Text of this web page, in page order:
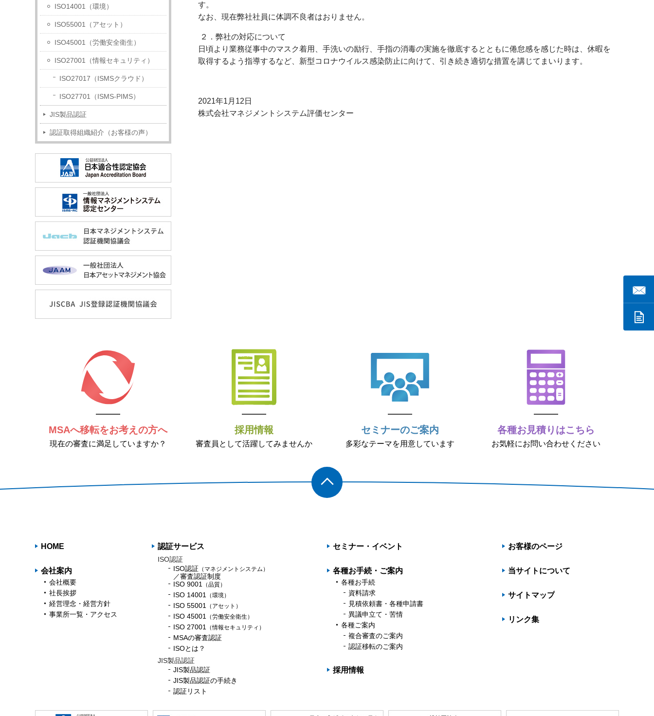
す。
なお、現在弊社社員に体調不良者はおりません。
２． 弊社の対応について
日頃より業務従事中のマスク着用、手洗いの励行、手指の消毒の実施を徹底するとともに倦怠感を感じた時は、休暇を
取得するよう指導するなど、新型コロナウイルス感染防止に向けて、引き続き適切な措置を講じてまいります。
2021年1月12日
株式会社マネジメントシステム評価センター
ISO14001（環境）
ISO55001（アセット）
ISO45001（労働安全衛生）
ISO27001（情報セキュリティ）
ISO27017（ISMSクラウド）
ISO27701（ISMS-PIMS）
JIS製品認証
認証取得組織紹介（お客様の声）
MSAへ移転をお考えの方へ
現在の審査に満足していますか？
採用情報
審査員として活躍してみませんか
セミナーのご案内
多彩なテーマを用意しています
各種お見積りはこちら
お気軽にお問い合わせください
HOME
会社案内
会社概要
社長挨拶
経営理念・経営方針
事業所一覧・アクセス
認証サービス
ISO認証
ISO認証 （マネジメントシステム）
／審査認証制度
ISO 9001（品質）
ISO 14001（環境）
ISO 55001（アセット）
ISO 45001（労働安全衛生）
ISO 27001（情報セキュリティ）
MSAの審査認証
ISOとは？
JIS製品認証
JIS製品認証
JIS製品認証の手続き
認証リスト
セミナー・イベント
各種お手続・ご案内
各種お手続
資料請求
見積依頼書・各種申請書
異議申立て・苦情
各種ご案内
複合審査のご案内
認証移転のご案内
採用情報
お客様のページ
当サイトについて
サイトマップ
リンク集